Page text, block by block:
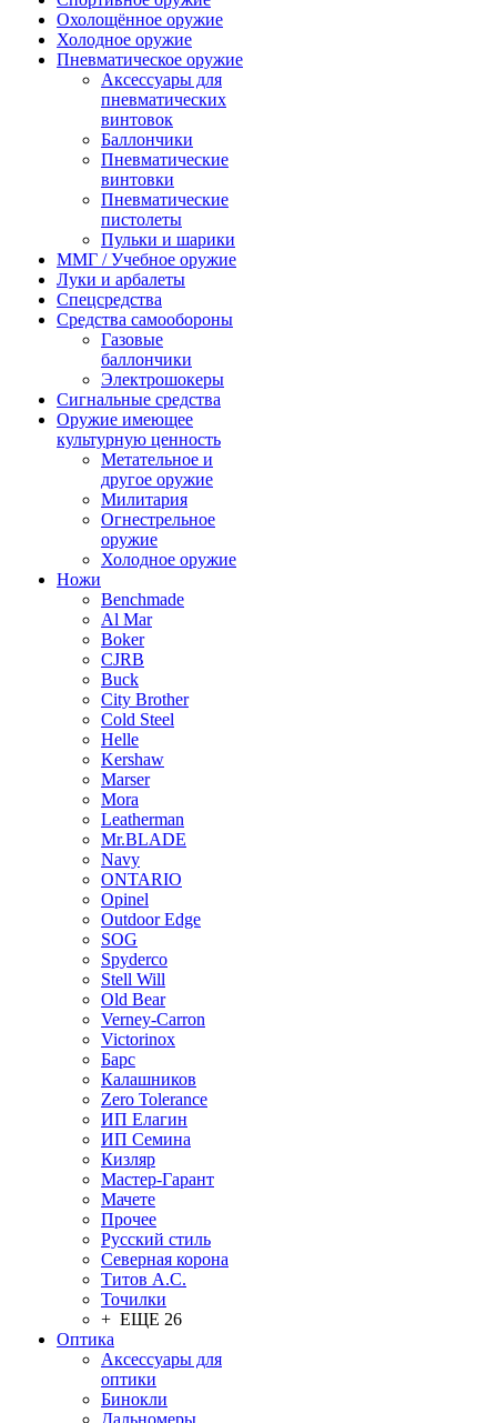
Охолощённое оружие
Холодное оружие
Пневматическое оружие
Аксессуары для
пневматических
винтовок
Баллончики
Пневматические
винтовки
Пневматические
пистолеты
Пульки и шарики
ММГ / Учебное оружие
Луки и арбалеты
Спецсредства
Средства самообороны
Газовые
баллончики
Электрошокеры
Сигнальные средства
Оружие имеющее
культурную ценность
Метательное и
другое оружие
Милитария
Огнестрельное
оружие
Холодное оружие
Ножи
Benchmade
Al Mar
Boker
CJRB
Buck
City Brother
Cold Steel
Helle
Kershaw
Marser
Mora
Leatherman
Mr.BLADE
Navy
ONTARIO
Opinel
Outdoor Edge
SOG
Spyderco
Stell Will
Old Bear
Verney-Carron
Victorinox
Барс
Калашников
Zero Tolerance
ИП Елагин
ИП Семина
Кизляр
Мастер-Гарант
Мачете
Прочее
Русский стиль
Северная корона
Титов А.С.
Точилки
+ ЕЩЕ 26
Оптика
Аксессуары для
оптики
Бинокли
Дальномеры